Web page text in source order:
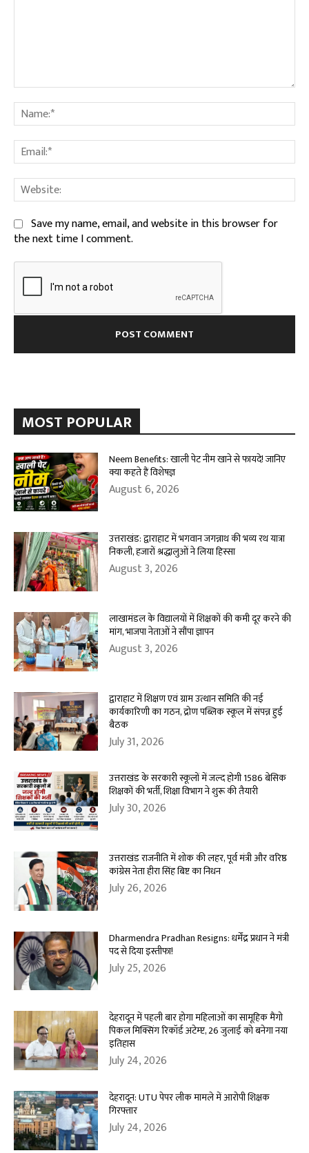
Save my name, email, and website in this browser for
the next time I comment.
MOST POPULAR
Neem Benefits: खाली पेट नीम खाने से फायदे! जानिए
क्या कहते हैं विशेषज्ञ
August 6, 2026
उत्तराखंड: द्वाराहाट में भगवान जगन्नाथ की भव्य रथ यात्रा
निकली, हजारों श्रद्धालुओं ने लिया हिस्सा
August 3, 2026
लाखामंडल के विद्यालयों में शिक्षकों की कमी दूर करने की
मांग, भाजपा नेताओं ने सौंपा ज्ञापन
August 3, 2026
द्वाराहाट में शिक्षण एवं ग्राम उत्थान समिति की नई
कार्यकारिणी का गठन, द्रोण पब्लिक स्कूल में संपन्न हुई
बैठक
July 31, 2026
उत्तराखंड के सरकारी स्कूलों में जल्द होगी 1586 बेसिक
शिक्षकों की भर्ती, शिक्षा विभाग ने शुरू की तैयारी
July 30, 2026
उत्तराखंड राजनीति में शोक की लहर, पूर्व मंत्री और वरिष्ठ
कांग्रेस नेता हीरा सिंह बिष्ट का निधन
July 26, 2026
Dharmendra Pradhan Resigns: धर्मेंद्र प्रधान ने मंत्री
पद से दिया इस्तीफा!
July 25, 2026
देहरादून में पहली बार होगा महिलाओं का सामूहिक मैंगो
पिकल मिक्सिंग रिकॉर्ड अटेम्प्ट, 26 जुलाई को बनेगा नया
इतिहास
July 24, 2026
देहरादून: UTU पेपर लीक मामले में आरोपी शिक्षक
गिरफ्तार
July 24, 2026